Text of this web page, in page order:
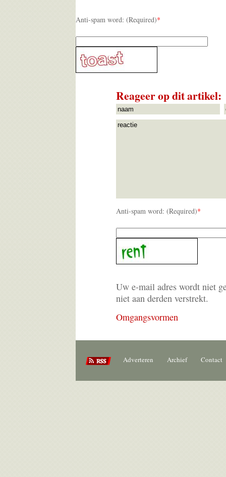
Anti-spam word: (Required)*
Reageer op dit artikel:
Anti-spam word: (Required)*
Uw e-mail adres wordt niet
niet aan derden verstrekt.
Omgangsvormen
Adverteren Archief Contact